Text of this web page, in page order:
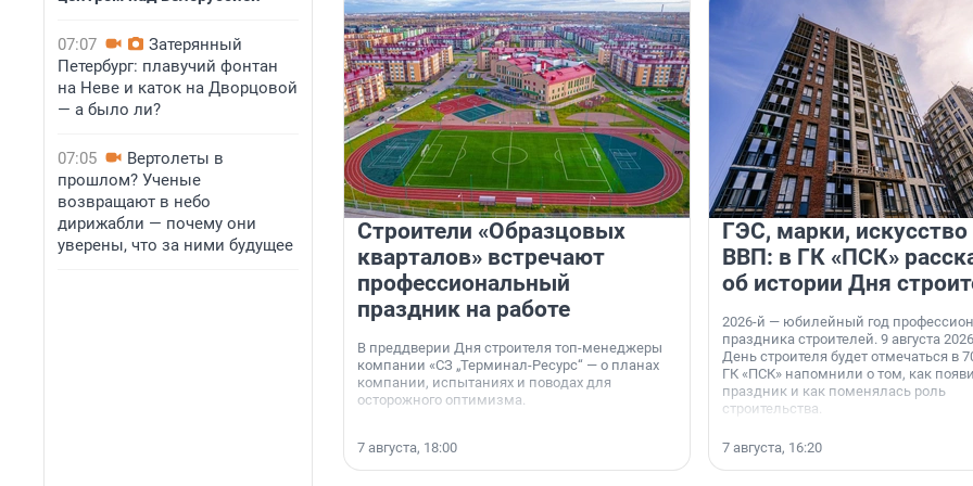
07:07
Затерянный
Петербург: плавучий фонтан
на Неве и каток на Дворцовой
— а было ли?
07:05
Вертолеты в
прошлом? Ученые
возвращают в небо
дирижабли — почему они
уверены, что за ними будущее
Строители «Образцовых
кварталов» встречают
профессиональный
праздник на работе
В преддверии Дня строителя топ-менеджеры
компании «СЗ „Терминал-Ресурс“ — о планах
компании, испытаниях и поводах для
осторожного оптимизма.
7 августа, 18:00
ГЭС, марки, искусство
ВВП: в ГК «ПСК»
об истории Дня
2026-й — юбилейный год
праздника строителей. 9 августа
День строителя будет отмечаться в
ГК «ПСК» напомнили о том, как
праздник и как поменялась роль
строительства.
7 августа, 16:20